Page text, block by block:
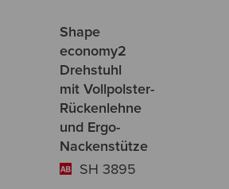
Shape
economy2
Drehstuhl
mit Vollpolster-
Rückenlehne
und Ergo-
Nackenstütze
SH 3895